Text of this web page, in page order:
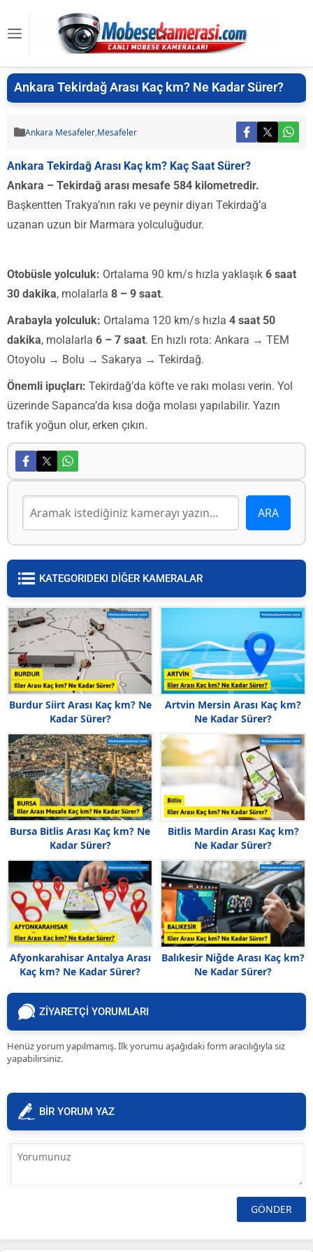
Ankara Tekirdağ Arası Kaç km? Ne Kadar Sürer?
Ankara Mesafeler,Mesafeler
Ankara Tekirdağ Arası Kaç km? Kaç Saat Sürer?
Ankara – Tekirdağ arası mesafe 584 kilometredir.
Başkentten Trakya’nın rakı ve peynir diyarı Tekirdağ’a
uzanan uzun bir Marmara yolculuğudur.
Otobüsle yolculuk: Ortalama 90 km/s hızla yaklaşık 6 saat
30 dakika, molalarla 8 – 9 saat.
Arabayla yolculuk: Ortalama 120 km/s hızla 4 saat 50
dakika, molalarla 6 – 7 saat. En hızlı rota: Ankara → TEM
Otoyolu → Bolu → Sakarya → Tekirdağ.
Önemli ipuçları: Tekirdağ’da köfte ve rakı molası verin. Yol
üzerinde Sapanca’da kısa doğa molası yapılabilir. Yazın
trafik yoğun olur, erken çıkın.
KATEGORIDEKI DİĞER KAMERALAR
Burdur Siirt Arası Kaç km? Ne
Kadar Sürer?
Artvin Mersin Arası Kaç km?
Ne Kadar Sürer?
Bursa Bitlis Arası Kaç km? Ne
Kadar Sürer?
Bitlis Mardin Arası Kaç km?
Ne Kadar Sürer?
Afyonkarahisar Antalya Arası
Kaç km? Ne Kadar Sürer?
Balıkesir Niğde Arası Kaç km?
Ne Kadar Sürer?
ZİYARETÇİ YORUMLARI
Henüz yorum yapılmamış. İlk yorumu aşağıdaki form aracılığıyla siz
yapabilirsiniz.
BİR YORUM YAZ